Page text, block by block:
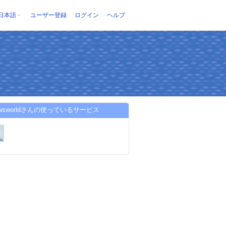
本語 ユーザー登録 ログイン ヘルプ
さんの使っているサービス